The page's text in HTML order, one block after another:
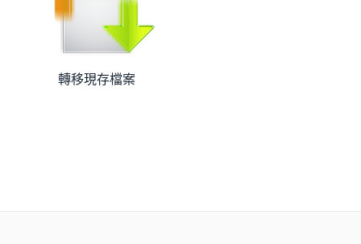
轉移現存檔案